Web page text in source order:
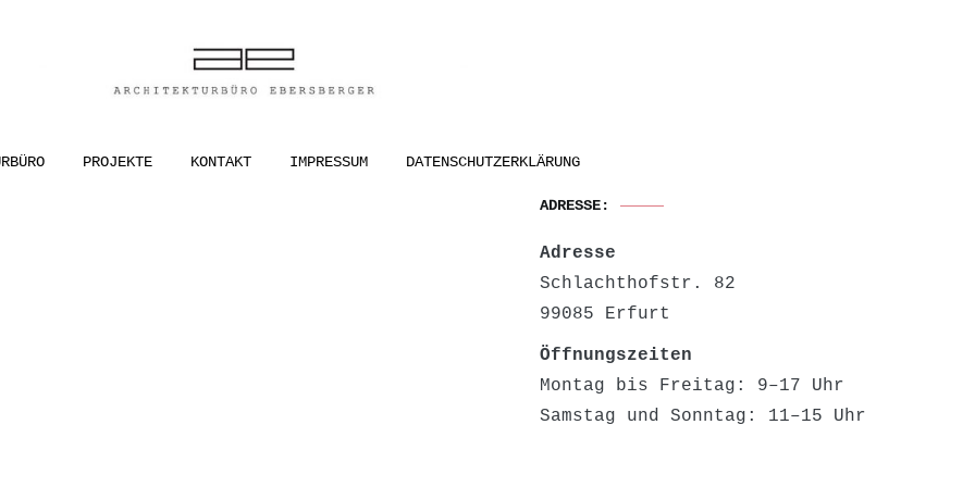
PROJEKTE KONTAKT IMPRESSUM DATENSCHUTZERKLÄRUNG
ADRESSE:
Adresse
Schlachthofstr. 82
99085 Erfurt
Öffnungszeiten
Montag bis Freitag: 9–17 Uhr
Samstag und Sonntag: 11–15 Uhr